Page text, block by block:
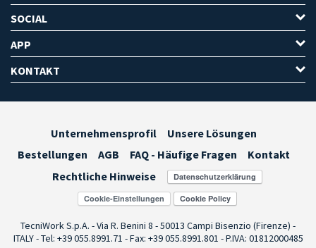
SOCIAL
APP
KONTAKT
Unternehmensprofil
Unsere Lösungen
Bestellungen
AGB FAQ - Häufige Fragen
Kontakt
Rechtliche Hinweise
Cookie-Einstellungen
TecniWork S.p.A. - Via R. Benini 8 - 50013 Campi Bisenzio (Firenze) -
ITALY - Tel: +39 055.8991.71 - Fax: +39 055.8991.801 - P.IVA: 01812000485